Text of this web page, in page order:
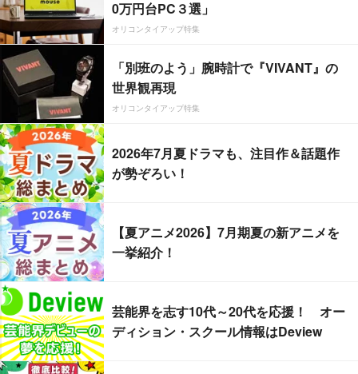
0万円台PC３選」
オリコンタイアップ特集
「別班のよう」腕時計で『VIVANT』の
世界観再現
オリコンタイアップ特集
2026年7月夏ドラマも、注目作＆話題作
が勢ぞろい！
【夏アニメ2026】7月期夏の新アニメを
一挙紹介！
芸能界を志す10代～20代を応援！ オー
ディション・スクール情報はDeview